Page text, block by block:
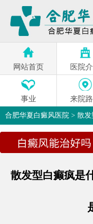
网站首页 医院
事业 来院
合肥华夏白癜风医院 > 散发
散发型白癫疯是